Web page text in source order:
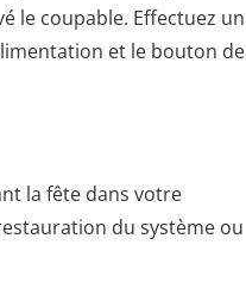
le coupable. Effectuez un
et le bouton de
la fête dans votre
du système ou